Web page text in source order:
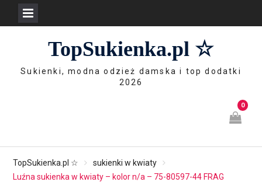
TopSukienka.pl ☆
Sukienki, modna odzież damska i top dodatki
2026
0
TopSukienka.pl ☆
sukienki w kwiaty
Luźna sukienka w kwiaty – kolor n/a – 75-80597-44 FRAG